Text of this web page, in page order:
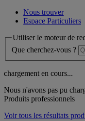
Nous trouver
Espace Particuliers
Utiliser le moteur de
Que cherchez-vous ?
chargement en cours...
Nous n'avons pas pu
Produits professionnels
Voir tous les résultats